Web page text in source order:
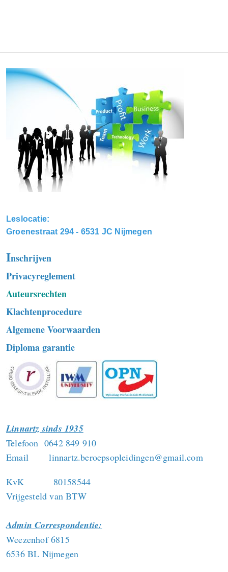
Leslocatie:
Groenestraat 294 - 6531 JC Nijmegen
Inschrijven
Privacyreglement
Auteursrechten
Klachtenprocedure
Algemene Voorwaarden
Diploma garantie
Linnartz sinds 1935
Telefoon 0642 849 910
Email linnartz.beroepsopleidingen@gmail.com
KvK 80158544
Vrijgesteld van BTW
Admin Correspondentie:
Weezenhof 6815
6536 BL Nijmegen